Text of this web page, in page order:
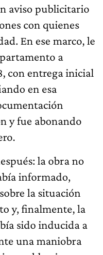
aviso publicitario
con quienes
En ese marco, le
a
con entrega inicial
en esa
y fue abonando
la obra no
informado,
la situación
y, finalmente, la
sido inducida a
una maniobra